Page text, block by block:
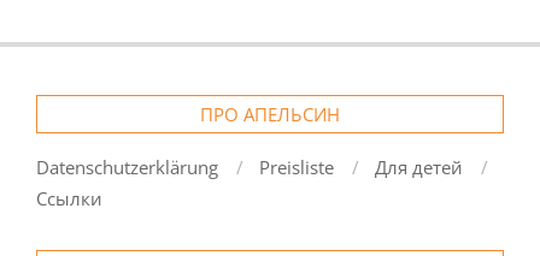
ПРО АПЕЛЬСИН
Datenschutzerklärung Preisliste
Для детей
Ссылки